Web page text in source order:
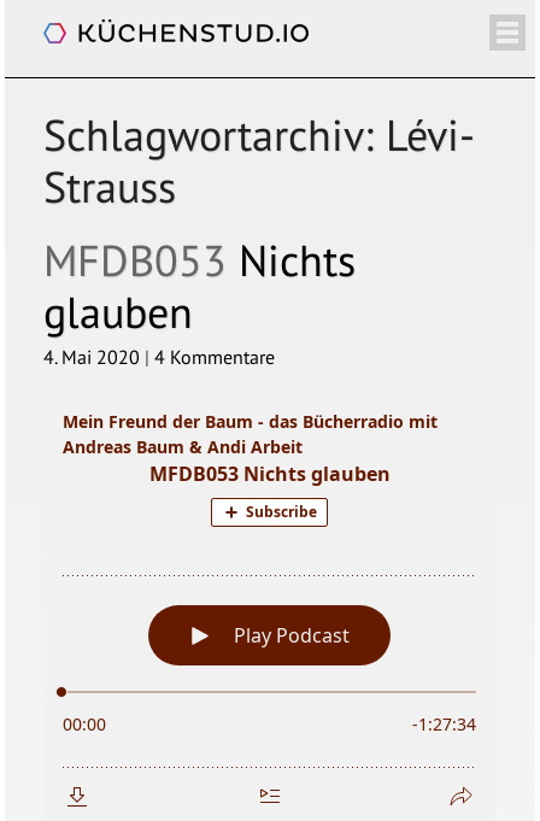
/+ ÜBER SHOP NEWSLETTER
KALENDER
Schlagwortarchiv: Lévi-
Strauss
MFDB053 Nichts
glauben
4. Mai 2020 |4 Kommentare